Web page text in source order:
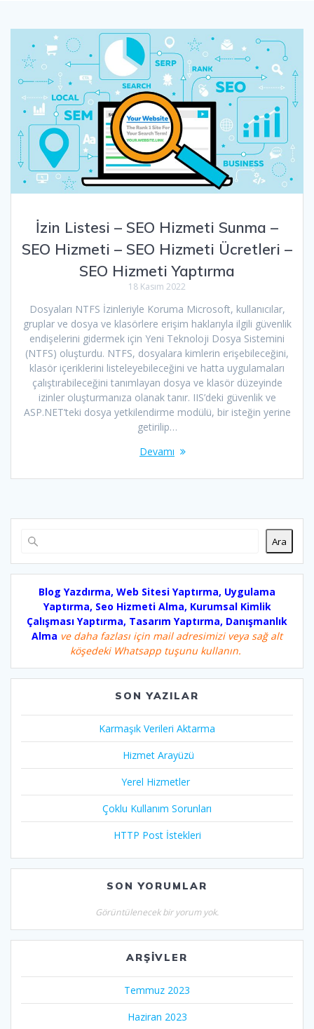
İzin Listesi – SEO Hizmeti Sunma –
SEO Hizmeti – SEO Hizmeti Ücretleri –
SEO Hizmeti Yaptırma
18 Kasım 2022
Dosyaları NTFS İzinleriyle Koruma Microsoft, kullanıcılar,
gruplar ve dosya ve klasörlere erişim haklarıyla ilgili güvenlik
endişelerini gidermek için Yeni Teknoloji Dosya Sistemini
(NTFS) oluşturdu. NTFS, dosyalara kimlerin erişebileceğini,
klasör içeriklerini listeleyebileceğini ve hatta uygulamaları
çalıştırabileceğini tanımlayan dosya ve klasör düzeyinde
izinler oluşturmanıza olanak tanır. IIS’deki güvenlik ve
ASP.NET’teki dosya yetkilendirme modülü, bir isteğin yerine
getirilip…
Devamı
Ara
Blog Yazdırma, Web Sitesi Yaptırma, Uygulama
Yaptırma, Seo Hizmeti Alma, Kurumsal Kimlik
Çalışması Yaptırma, Tasarım Yaptırma, Danışmanlık
Alma ve daha fazlası için mail adresimizi veya sağ alt
köşedeki Whatsapp tuşunu kullanın.
SON YAZILAR
Karmaşık Verileri Aktarma
Hizmet Arayüzü
Yerel Hizmetler
Çoklu Kullanım Sorunları
HTTP Post İstekleri
SON YORUMLAR
Görüntülenecek bir yorum yok.
ARŞIVLER
Temmuz 2023
Haziran 2023